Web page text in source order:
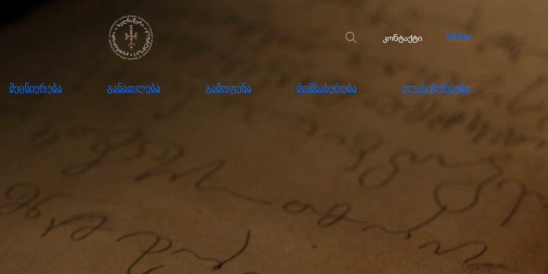
კონტაქტი GEEN
მეცნიერება განათლება გამოფენა მომსახურება ელ.რესურსები
განათლება